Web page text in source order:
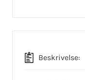
Beskrivelse: